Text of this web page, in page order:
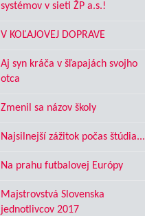
systémov v sieti ŽP a.s.!
V KOĽAJOVEJ DOPRAVE
Aj syn kráča v šľapajách svojho
otca
Zmenil sa názov školy
Najsilnejší zážitok počas štúdia...
Na prahu futbalovej Európy
Majstrovstvá Slovenska
jednotlivcov 2017